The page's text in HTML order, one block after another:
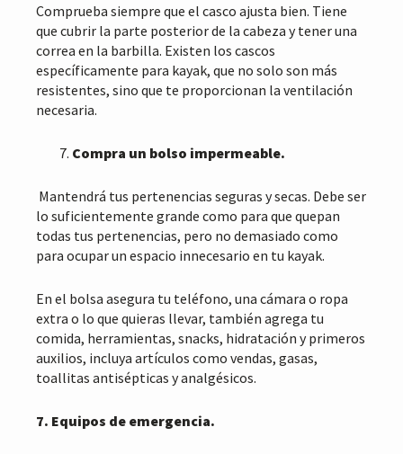
Comprueba siempre que el casco ajusta bien. Tiene
que cubrir la parte posterior de la cabeza y tener una
correa en la barbilla. Existen los cascos
específicamente para kayak, que no solo son más
resistentes, sino que te proporcionan la ventilación
necesaria.
Compra un bolso impermeable.
Mantendrá tus pertenencias seguras y secas. Debe ser
lo suficientemente grande como para que quepan
todas tus pertenencias, pero no demasiado como
para ocupar un espacio innecesario en tu kayak.
En el bolsa asegura tu teléfono, una cámara o ropa
extra o lo que quieras llevar, también agrega tu
comida, herramientas, snacks, hidratación y primeros
auxilios, incluya artículos como vendas, gasas,
toallitas antisépticas y analgésicos.
7. Equipos de emergencia.